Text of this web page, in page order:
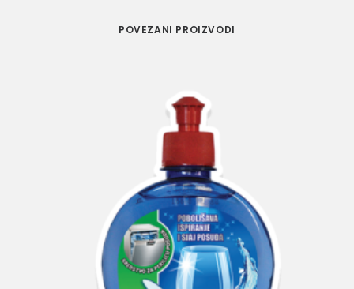
POVEZANI PROIZVODI